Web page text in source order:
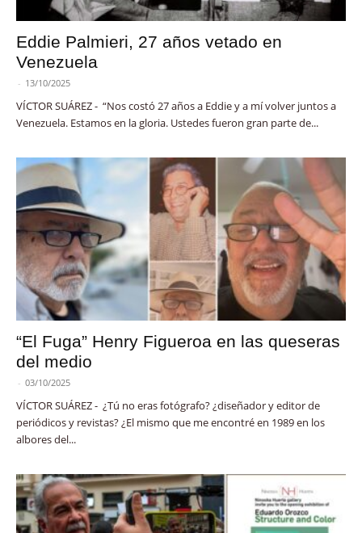
Eddie Palmieri, 27 años vetado en
Venezuela
- 13/10/2025
VÍCTOR SUÁREZ - “Nos costó 27 años a Eddie y a mí volver juntos a
Venezuela. Estamos en la gloria. Ustedes fueron gran parte de...
“El Fuga” Henry Figueroa en las queseras
del medio
- 03/10/2025
VÍCTOR SUÁREZ - ¿Tú no eras fotógrafo? ¿diseñador y editor de
periódicos y revistas? ¿El mismo que me encontré en 1989 en los
albores del...